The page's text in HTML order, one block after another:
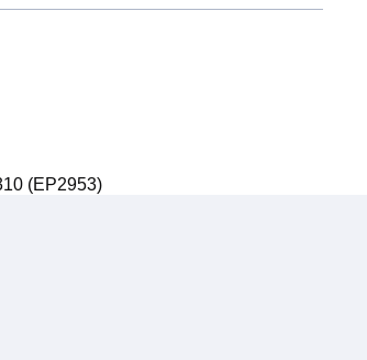
(EP2953)